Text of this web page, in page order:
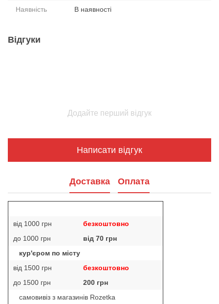
Наявність В наявності
Відгуки
Додайте перший відгук
Написати відгук
Доставка Оплата
від 1000 грн
безкоштовно
до 1000 грн
від 70 грн
кур'єром по місту
від 1500 грн
безкоштовно
до 1500 грн
200 грн
самовивіз з магазинів Rozetka